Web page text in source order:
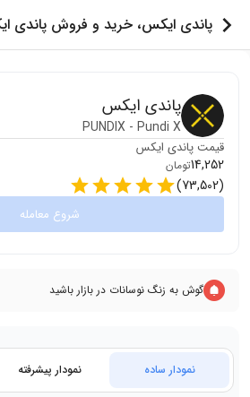
پاندی ایکس، خرید و فروش پاندی
پاندی ایکس
PUNDIX - Pundi X
قیمت پاندی ایکس
14,252تومان
(
73,502
)
شروع معامله
گوش به زنگ نوسانات در بازار باشید
نمودار ساده نمودار پیشرفته